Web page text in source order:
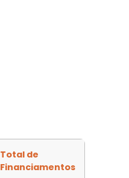
Total de
Financiamentos